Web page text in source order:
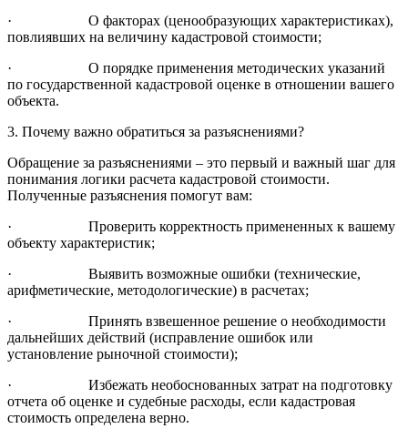
· О факторах (ценообразующих характеристиках),
повлиявших на величину кадастровой стоимости;
· О порядке применения методических указаний
по государственной кадастровой оценке в отношении вашего
объекта.
3. Почему важно обратиться за разъяснениями?
Обращение за разъяснениями – это первый и важный шаг для
понимания логики расчета кадастровой стоимости.
Полученные разъяснения помогут вам:
· Проверить корректность примененных к вашему
объекту характеристик;
· Выявить возможные ошибки (технические,
арифметические, методологические) в расчетах;
· Принять взвешенное решение о необходимости
дальнейших действий (исправление ошибок или
установление рыночной стоимости);
· Избежать необоснованных затрат на подготовку
отчета об оценке и судебные расходы, если кадастровая
стоимость определена верно.